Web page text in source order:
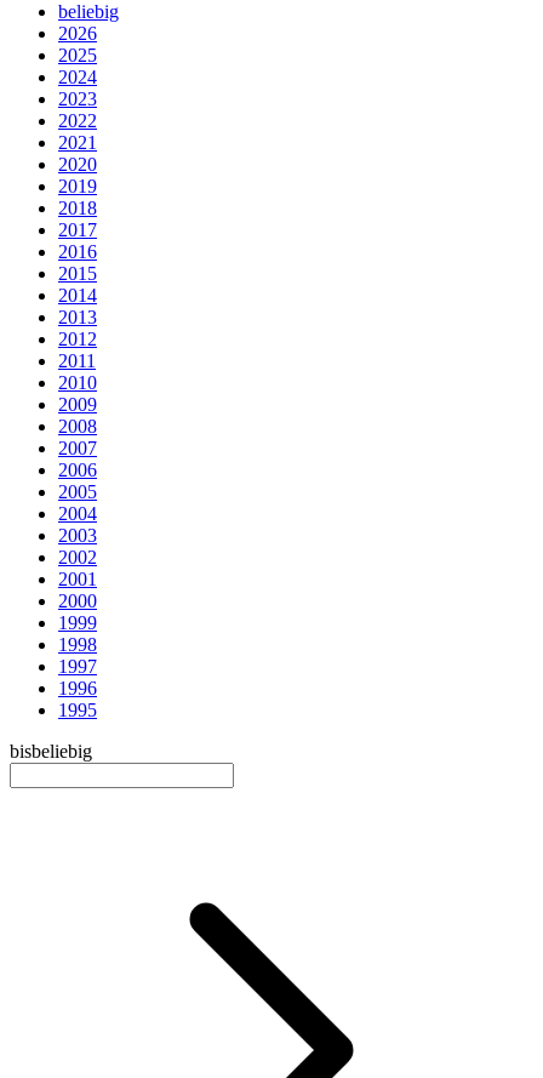
beliebig
2026
2025
2024
2023
2022
2021
2020
2019
2018
2017
2016
2015
2014
2013
2012
2011
2010
2009
2008
2007
2006
2005
2004
2003
2002
2001
2000
1999
1998
1997
1996
1995
bisbeliebig